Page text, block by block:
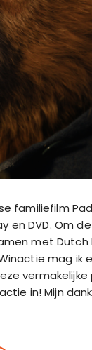
familiefilm
en DVD. Om
met Dutch
mag ik
vermakelijke
in! Mijn